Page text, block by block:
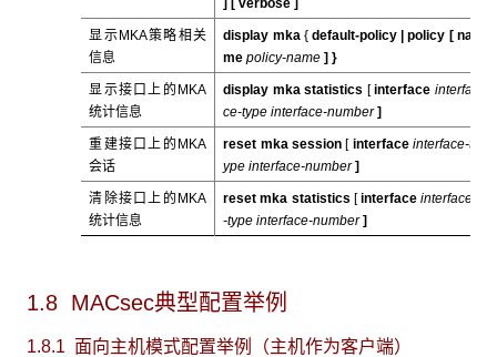
] [verbose]
显示MKA策略相关
信息
display mka{default-policy |policy [ na
me policy-name ] }
显示接口上的MKA
统计信息
display mka statistics [interface interfa
ce-type interface-number]
重建接口上的MKA
会话
reset mka session [ interface interface-t
ype interface-number]
清除接口上的MKA
统计信息
reset mka statistics [interfaceinterface
-type interface-number]
1.8 MACsec典型配置举例
1.8.1 面向主机模式配置举例（主机作为客户端）